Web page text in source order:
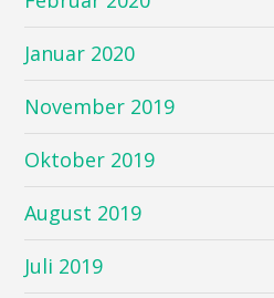
Januar 2020
November 2019
Oktober 2019
August 2019
Juli 2019